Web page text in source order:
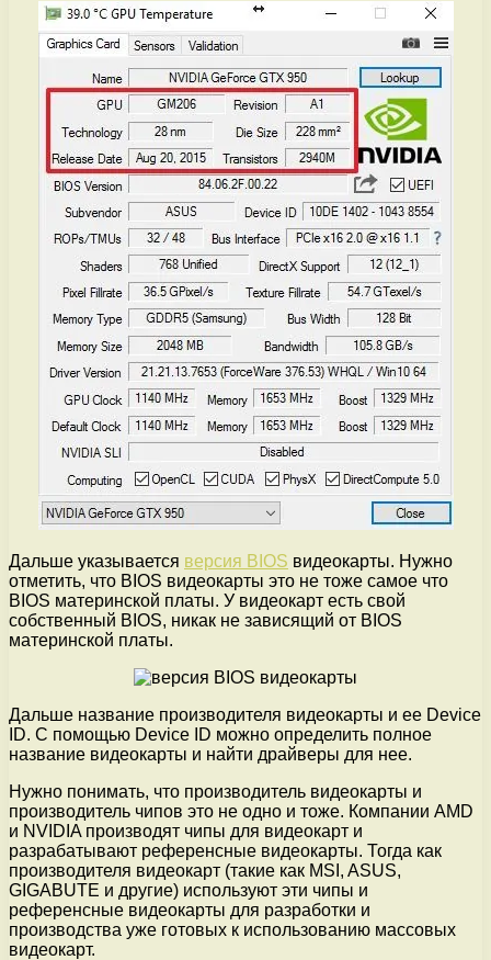
Дальше указывается версия BIOS видеокарты. Нужно
отметить, что BIOS видеокарты это не тоже самое что
BIOS материнской платы. У видеокарт есть свой
собственный BIOS, никак не зависящий от BIOS
материнской платы.
Дальше название производителя видеокарты и ее Device
ID. С помощью Device ID можно определить полное
название видеокарты и найти драйверы для нее.
Нужно понимать, что производитель видеокарты и
производитель чипов это не одно и тоже. Компании AMD
и NVIDIA производят чипы для видеокарт и
разрабатывают референсные видеокарты. Тогда как
производителя видеокарт (такие как MSI, ASUS,
GIGABUTE и другие) используют эти чипы и
референсные видеокарты для разработки и
производства уже готовых к использованию массовых
видеокарт.